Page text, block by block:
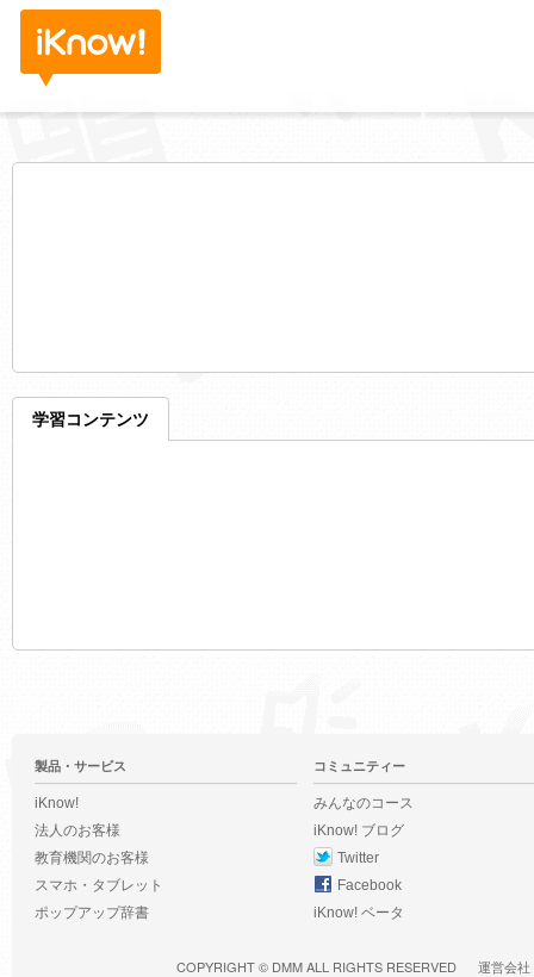
学習コンテンツ
製品・サービス
iKnow!
法人のお客様
教育機関のお客様
スマホ・タブレット
ポップアップ辞書
コミュニティー
みんなのコース
iKnow! ブログ
Twitter
Facebook
iKnow! ベータ
COPYRIGHT © DMMALL RIGHTS RESERVED 運営会社